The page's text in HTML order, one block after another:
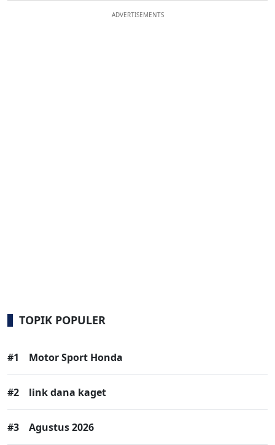
ADVERTISEMENTS
TOPIK POPULER
#1 Motor Sport Honda
#2 link dana kaget
#3 Agustus 2026